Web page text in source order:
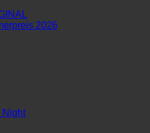
2026
Night